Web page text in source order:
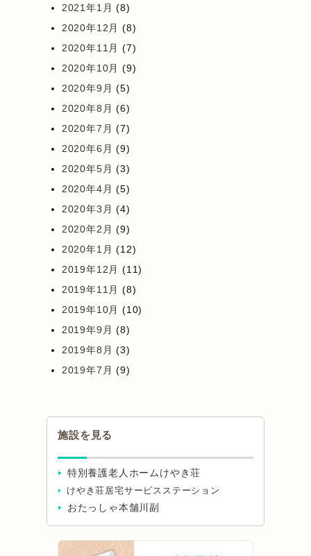
2021年1月 (8)
2020年12月 (8)
2020年11月 (7)
2020年10月 (9)
2020年9月 (5)
2020年8月 (6)
2020年7月 (7)
2020年6月 (9)
2020年5月 (3)
2020年4月 (5)
2020年3月 (4)
2020年2月 (9)
2020年1月 (12)
2019年12月 (11)
2019年11月 (8)
2019年10月 (10)
2019年9月 (8)
2019年8月 (3)
2019年7月 (9)
施設を見る
特別養護老人ホームけやき荘
けやき荘居宅サービスステーション
おたっしゃ本舗川副